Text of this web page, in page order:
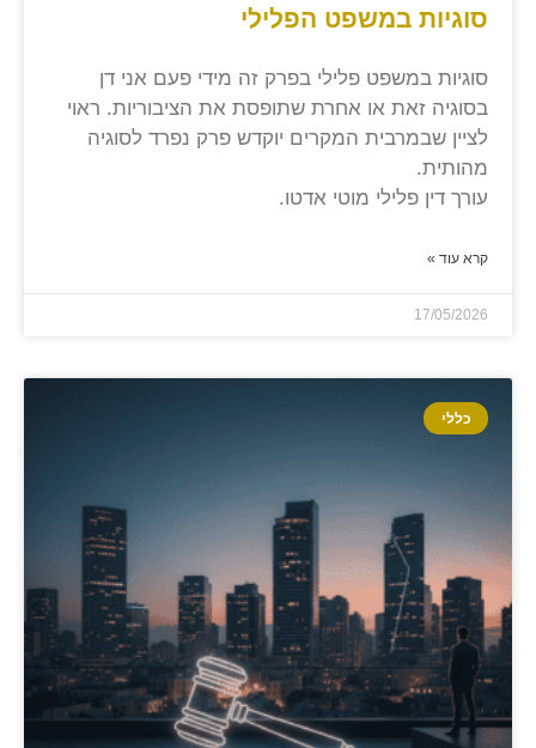
סוגיות במשפט הפלילי
סוגיות במשפט פלילי בפרק זה מידי פעם אני דן
בסוגיה זאת או אחרת שתופסת את הציבוריות. ראוי
לציין שבמרבית המקרים יוקדש פרק נפרד לסוגיה
מהותית.
עורך דין פלילי מוטי אדטו.
קרא עוד »
17/05/2026
כללי